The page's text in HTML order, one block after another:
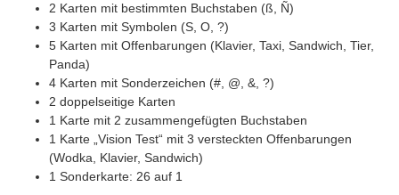
2 Karten mit bestimmten Buchstaben (ß, Ñ)
3 Karten mit Symbolen (S, O, ?)
5 Karten mit Offenbarungen (Klavier, Taxi, Sandwich, Tier,
Panda)
4 Karten mit Sonderzeichen (#, @, &, ?)
2 doppelseitige Karten
1 Karte mit 2 zusammengefügten Buchstaben
1 Karte „Vision Test“ mit 3 versteckten Offenbarungen
(Wodka, Klavier, Sandwich)
1 Sonderkarte: 26 auf 1